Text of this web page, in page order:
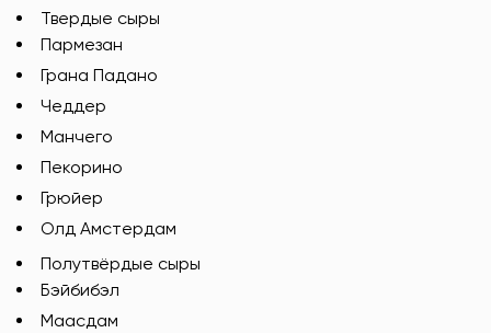
Твердые сыры
Пармезан
Грана Падано
Чеддер
Манчего
Пекорино
Грюйер
Олд Амстердам
Полутвёрдые сыры
Бэйбибэл
Маасдам